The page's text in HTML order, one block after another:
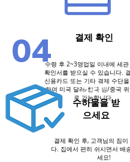
결제 확인
수령 후 2~3영업일 이내에 세관
확인서를 받으실 수 있습니다.
신용카드 또는 기타 결제 수단
하여 미국 달러/한국 원/중국
로 가능합니다.
04
수하물을 받
으세요
결제 확인 후, 고객님의 짐이
다. 집에서 편히 쉬시면서 배
세요!
6단계